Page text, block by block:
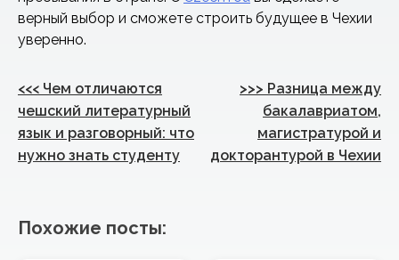
верный выбор и сможете строить будущее в Чехии
уверенно.
Навигация
по
записям
<<< Чем отличаются
чешский литературный
язык и разговорный: что
нужно знать студенту
>>> Разница между
бакалавриатом,
магистратурой и
докторантурой в Чехии
Похожие посты: